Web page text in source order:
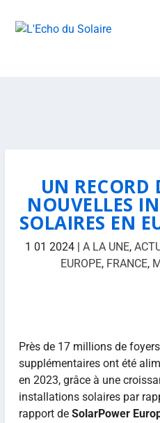
UN RECORD
NOUVELLES
SOLAIRES EN
1 01 2024 |A LA UNE,
EUROPE, FRANCE,
Près de 17 millions de
supplémentaires ont été
en 2023, grâce à une
installations solaires par
rapport de SolarPower